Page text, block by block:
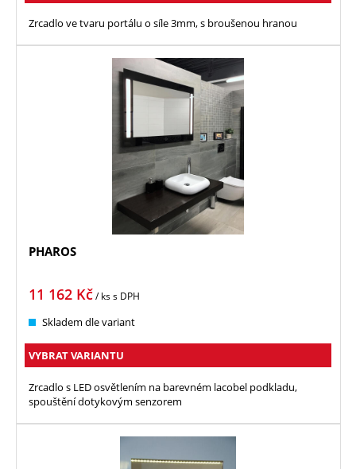
Zrcadlo ve tvaru portálu o síle 3mm, s broušenou hranou
PHAROS
11 162 Kč/ kss DPH
Skladem dle variant
VYBRAT VARIANTU
Zrcadlo s LED osvětlením na barevném lacobel podkladu,
spouštění dotykovým senzorem